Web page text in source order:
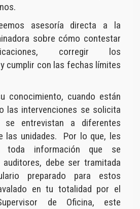
asesoría directa a la
sobre cómo contestar
corregir los
cumplir con las fechas límites
conocimiento, cuando están
las intervenciones se solicita
se entrevistan a diferentes
las unidades. Por lo que, les
toda información que se
debe ser tramitada
preparado para estos
en tu totalidad por el
de Oficina, este